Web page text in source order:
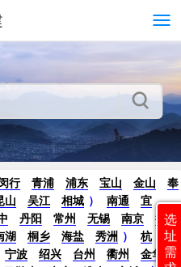
行 青浦 浦东 宝山 金山
奉
山 吴江 相城 ） 南通
宜
丹阳 常州 无锡 南京
徐
湖 桐乡 海盐 秀洲 ）
杭
宁波 绍兴 台州 衢州
金华
选
址
需